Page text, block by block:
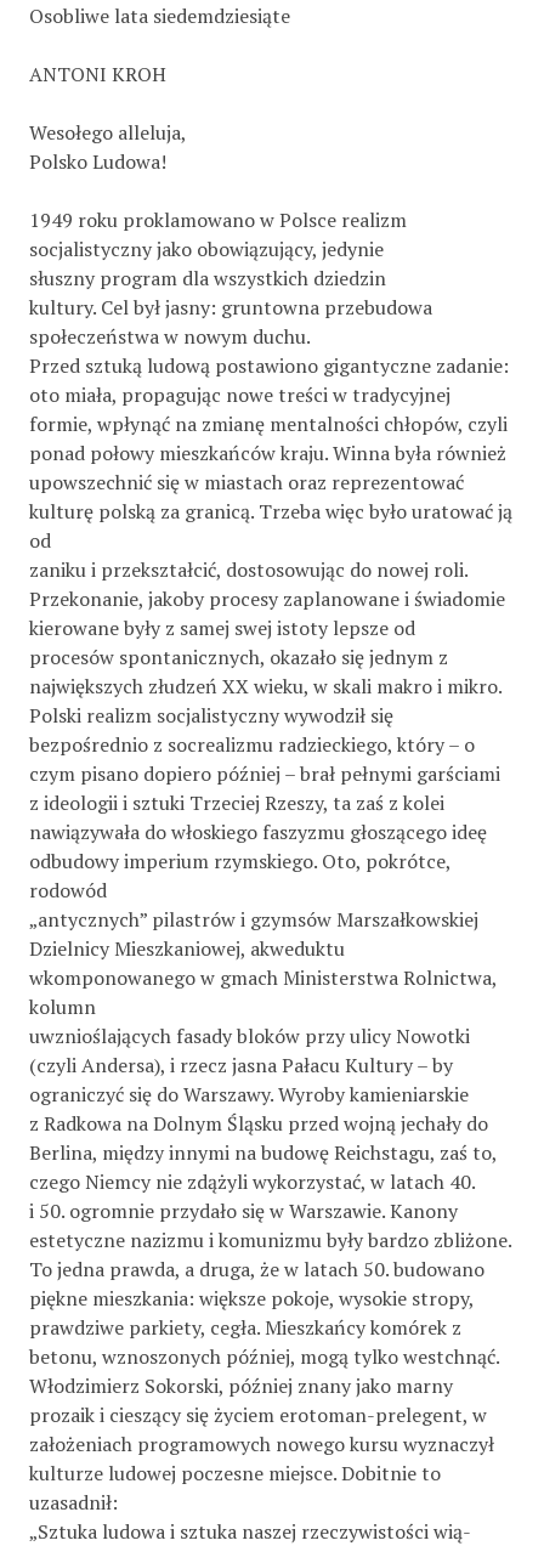
Osobliwe lata siedemdziesiąte
ANTONI KROH
Wesołego alleluja,
Polsko Ludowa!
1949 roku proklamowano w Polsce realizm
socjalistyczny jako obowiązujący, jedynie
słuszny program dla wszystkich dziedzin
kultury. Cel był jasny: gruntowna przebudowa
społeczeństwa w nowym duchu.
Przed sztuką ludową postawiono gigantyczne zadanie:
oto miała, propagując nowe treści w tradycyjnej
formie, wpłynąć na zmianę mentalności chłopów, czyli
ponad połowy mieszkańców kraju. Winna była również
upowszechnić się w miastach oraz reprezentować
kulturę polską za granicą. Trzeba więc było uratować ją
od
zaniku i przekształcić, dostosowując do nowej roli.
Przekonanie, jakoby procesy zaplanowane i świadomie
kierowane były z samej swej istoty lepsze od
procesów spontanicznych, okazało się jednym z
największych złudzeń XX wieku, w skali makro i mikro.
Polski realizm socjalistyczny wywodził się
bezpośrednio z socrealizmu radzieckiego, który – o
czym pisano dopiero później – brał pełnymi garściami
z ideologii i sztuki Trzeciej Rzeszy, ta zaś z kolei
nawiązywała do włoskiego faszyzmu głoszącego ideę
odbudowy imperium rzymskiego. Oto, pokrótce,
rodowód
„antycznych” pilastrów i gzymsów Marszałkowskiej
Dzielnicy Mieszkaniowej, akweduktu
wkomponowanego w gmach Ministerstwa Rolnictwa,
kolumn
uwznioślających fasady bloków przy ulicy Nowotki
(czyli Andersa), i rzecz jasna Pałacu Kultury – by
ograniczyć się do Warszawy. Wyroby kamieniarskie
z Radkowa na Dolnym Śląsku przed wojną jechały do
Berlina, między innymi na budowę Reichstagu, zaś to,
czego Niemcy nie zdążyli wykorzystać, w latach 40.
i 50. ogromnie przydało się w Warszawie. Kanony
estetyczne nazizmu i komunizmu były bardzo zbliżone.
To jedna prawda, a druga, że w latach 50. budowano
piękne mieszkania: większe pokoje, wysokie stropy,
prawdziwe parkiety, cegła. Mieszkańcy komórek z
betonu, wznoszonych później, mogą tylko westchnąć.
Włodzimierz Sokorski, później znany jako marny
prozaik i cieszący się życiem erotoman-prelegent, w
założeniach programowych nowego kursu wyznaczył
kulturze ludowej poczesne miejsce. Dobitnie to
uzasadnił:
„Sztuka ludowa i sztuka naszej rzeczywistości wią-